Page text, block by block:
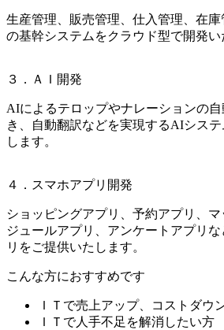
生産管理、販売管理、仕入管理、在
の基幹システムをクラウド型で開発い
３．ＡＩ開発
AIによるテロップやナレーションの
き、自動翻訳などを実現するAIシス
します。
４．スマホアプリ開発
ショッピングアプリ、予約アプリ、
ジュールアプリ、アンケートアプリ
リをご提供いたします。
こんな方におすすめです
ＩＴで売上アップ、コストダウ
ＩＴで人手不足を解消したい方